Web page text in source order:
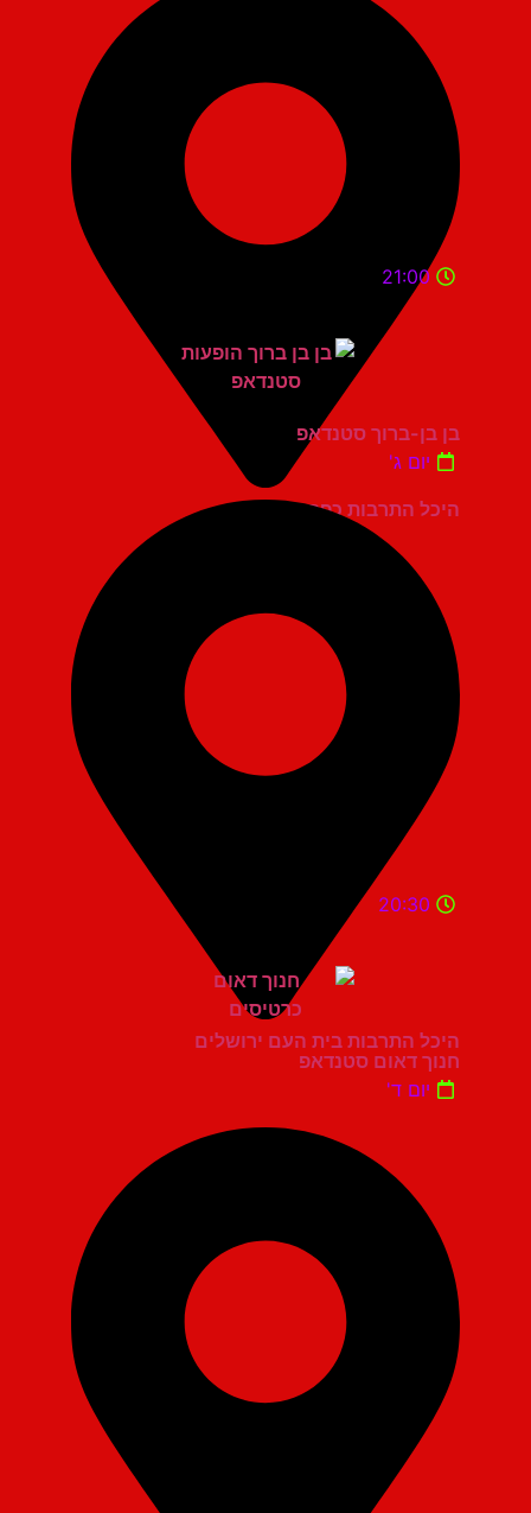
היכל התרבות כפר סבא
21:00
בן בן-ברוך סטנדאפ
יום ג'
היכל התרבות בית העם ירושלים
20:30
חנוך דאום סטנדאפ
יום ד'